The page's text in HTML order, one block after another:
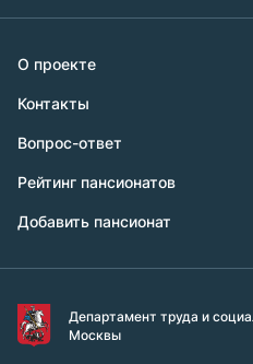
О проекте
Контакты
Вопрос-ответ
Рейтинг пансионатов
Добавить пансионат
Департамент труда и
Москвы